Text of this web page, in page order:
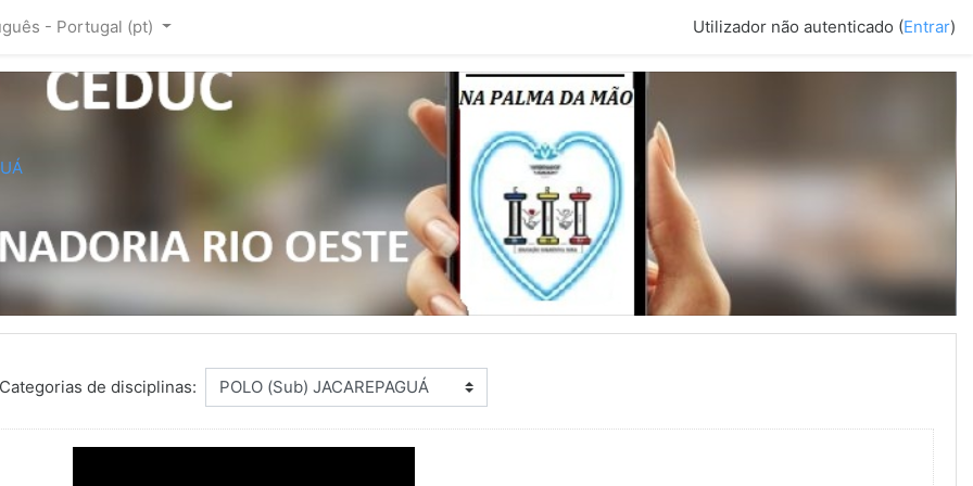
- Portugal ‎(pt)‎ Utilizador não autenticado (Entrar)
Categorias de disciplinas: